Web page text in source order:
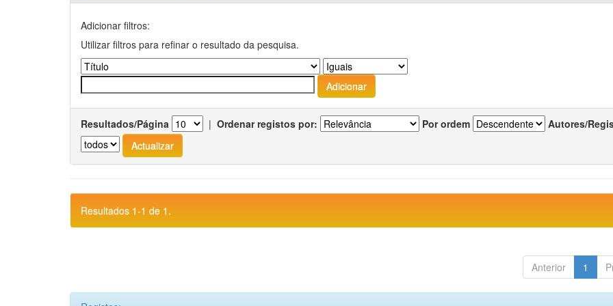
Adicionar filtros:
Utilizar filtros para refinar o resultado da pesquisa.
Resultados/Página | Ordenar registos por: Por ordem Autores/
Resultados 1-1 de 1.
Anterior 1